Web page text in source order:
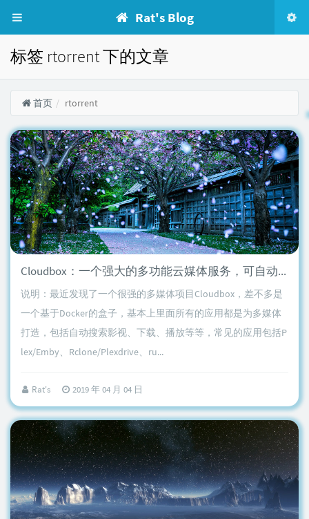
Rat's Blog
标签 rtorrent 下的文章
首页 rtorrent
Cloudbox：一个强大的多功能云媒体服务，可自动获取视频资源并在线播放
说明：最近发现了一个很强的多媒体项目Cloudbox，差不多是
一个基于Docker的盒子，基本上里面所有的应用都是为多媒体
打造，包括自动搜索影视、下载、播放等等，常见的应用包括P
lex/Emby、Rclone/Plexdrive、ru...
Rat's 2019 年 04 月 04 日